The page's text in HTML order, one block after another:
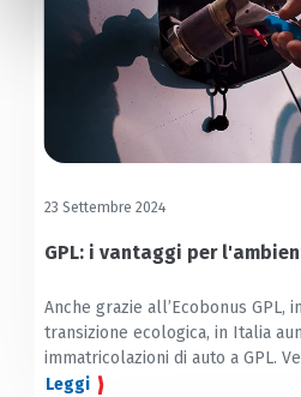
23 Settembre 2024
GPL: i vantaggi per
Anche grazie all’Ecobonus
transizione ecologica, in Italia
immatricolazioni di auto a GPL.
questo carburante
Leggi